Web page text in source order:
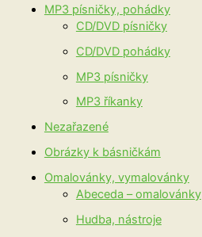
MP3 písničky, pohádky
CD/DVD písničky
CD/DVD pohádky
MP3 písničky
MP3 říkanky
Nezařazené
Obrázky k básničkám
Omalovánky, vymalovánky
Abeceda – omalovánky
Hudba, nástroje